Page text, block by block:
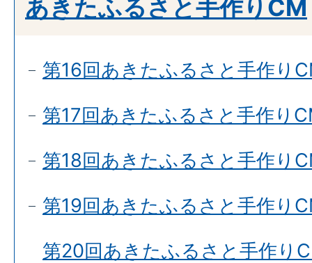
あきたふるさと手作りCM
第16回あきたふるさと手作り
第17回あきたふるさと手作り
第18回あきたふるさと手作り
第19回あきたふるさと手作り
第20回あきたふるさと手作り